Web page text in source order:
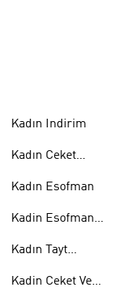
Kadın Indirim
Kadın Ceket
Kadın Esofman
Kadin Esofman
Kadın Tayt
Kadin Ceket Ve